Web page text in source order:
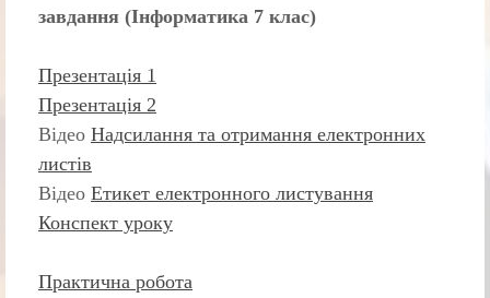
завдання (Інформатика 7 клас)
Презентація 1
Презентація 2
Відео Надсилання та отримання електронних
листів
Відео Етикет електронного листування
Конспект уроку
Практична робота